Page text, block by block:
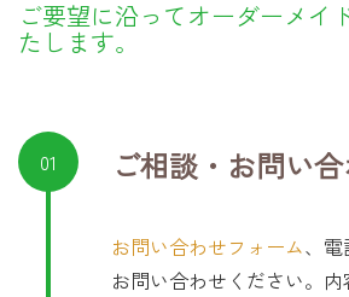
ご要望に沿ってオーダーメイ
たします。
01 ご相談・お問い
お問い合わせフォーム、電
お問い合わせください。